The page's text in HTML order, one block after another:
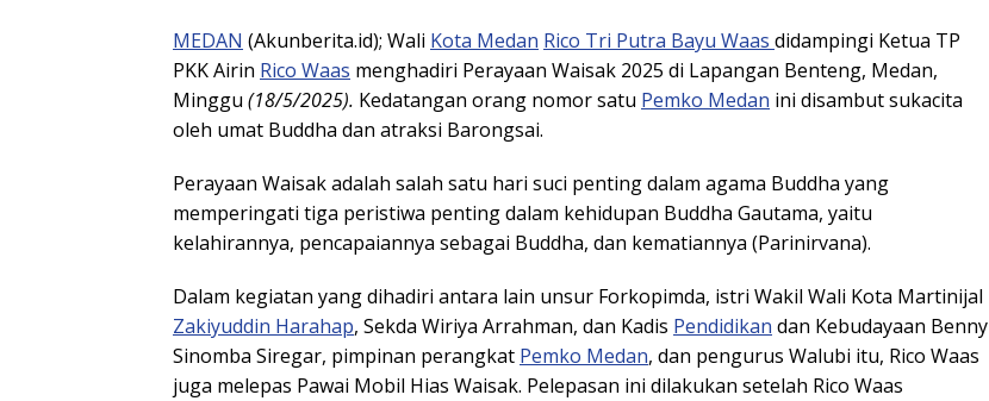
MEDAN (Akunberita.id); Wali Kota Medan Rico Tri Putra Bayu Waas didampingi Ketua TP
PKK Airin Rico Waas menghadiri Perayaan Waisak 2025 di Lapangan Benteng, Medan,
Minggu (18/5/2025). Kedatangan orang nomor satu Pemko Medan ini disambut sukacita
oleh umat Buddha dan atraksi Barongsai.
Perayaan Waisak adalah salah satu hari suci penting dalam agama Buddha yang
memperingati tiga peristiwa penting dalam kehidupan Buddha Gautama, yaitu
kelahirannya, pencapaiannya sebagai Buddha, dan kematiannya (Parinirvana).
Dalam kegiatan yang dihadiri antara lain unsur Forkopimda, istri Wakil Wali Kota Martinijal
Zakiyuddin Harahap, Sekda Wiriya Arrahman, dan Kadis Pendidikan dan Kebudayaan Benny
Sinomba Siregar, pimpinan perangkat Pemko Medan, dan pengurus Walubi itu, Rico Waas
juga melepas Pawai Mobil Hias Waisak. Pelepasan ini dilakukan setelah Rico Waas